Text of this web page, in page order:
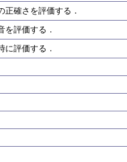
正確さを評価する．
を評価する．
に評価する．